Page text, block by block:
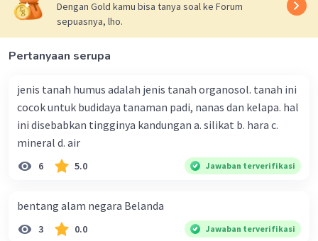
Iklan
Meikarlina S Community Level 27
27 September 2023 11:37
Tiga dimensi yang digunakan sebagai dasar
perhitungan Indeks Pembangunan Manusia
(IPM) adalah:
a. Angka harapan hidup (1)
b. Pendapatan per kapita (3)
c. Pendidikan (4)
Balas
Dengan Gold kamu bisa tanya soal ke Forum
sepuasnya, lho.
Pertanyaan serupa
jenis tanah humus adalah jenis tanah organosol. tanah ini
cocok untuk budidaya tanaman padi, nanas dan kelapa. hal
ini disebabkan tingginya kandungan a. silikat b. hara c.
mineral d. air
6 5.0 Jawaban terverifikasi
bentang alam negara Belanda
3 0.0 Jawaban terverifikasi